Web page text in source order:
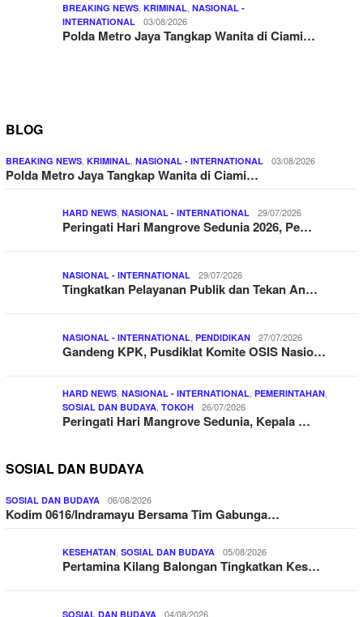
BREAKING NEWS KRIMINAL NASIONAL -
INTERNATIONAL
03/08/2026
Polda Metro Jaya Tangkap Wanita di Ciami…
BLOG
BREAKING NEWS KRIMINAL NASIONAL - INTERNATIONAL 03/08/2026
Polda Metro Jaya Tangkap Wanita di Ciami…
HARD NEWS NASIONAL - INTERNATIONAL 29/07/2026
Peringati Hari Mangrove Sedunia 2026, Pe…
NASIONAL - INTERNATIONAL 29/07/2026
Tingkatkan Pelayanan Publik dan Tekan An…
NASIONAL - INTERNATIONAL PENDIDIKAN 27/07/2026
Gandeng KPK, Pusdiklat Komite OSIS Nasio…
HARD NEWS NASIONAL - INTERNATIONAL PEMERINTAHAN
SOSIAL DAN BUDAYA TOKOH 26/07/2026
Peringati Hari Mangrove Sedunia, Kepala …
SOSIAL DAN BUDAYA
SOSIAL DAN BUDAYA 06/08/2026
Kodim 0616/Indramayu Bersama Tim Gabunga…
KESEHATAN SOSIAL DAN BUDAYA 05/08/2026
Pertamina Kilang Balongan Tingkatkan Kes…
SOSIAL DAN BUDAYA 04/08/2026